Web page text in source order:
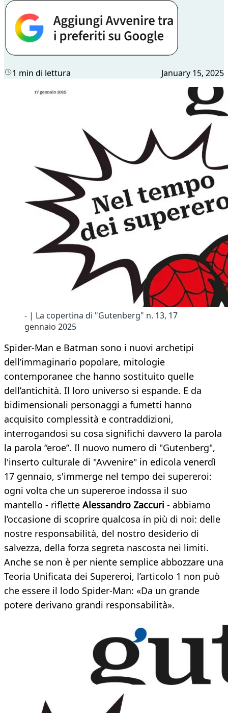
1 min di lettura January 15, 2025
- | La copertina di "Gutenberg" n. 13, 17
gennaio 2025
Spider-Man e Batman sono i nuovi archetipi
dell’immaginario popolare, mitologie
contemporanee che hanno sostituito quelle
dell’antichità. Il loro universo si espande. E da
bidimensionali personaggi a fumetti hanno
acquisito complessità e contraddizioni,
interrogandosi su cosa significhi davvero la parola
la parola “eroe”. Il nuovo numero di "Gutenberg",
l'inserto culturale di "Avvenire" in edicola venerdì
17 gennaio, s'immerge nel tempo dei supereroi:
ogni volta che un supereroe indossa il suo
mantello - riflette Alessandro Zaccuri - abbiamo
l’occasione di scoprire qualcosa in più di noi: delle
nostre responsabilità, del nostro desiderio di
salvezza, della forza segreta nascosta nei limiti.
Anche se non è per niente semplice abbozzare una
Teoria Unificata dei Supereroi, l’articolo 1 non può
che essere il lodo Spider-Man: «Da un grande
potere derivano grandi responsabilità».